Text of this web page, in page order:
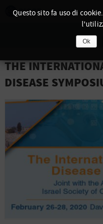
THE
DISEASE
Questo sito fa uso di
Ok